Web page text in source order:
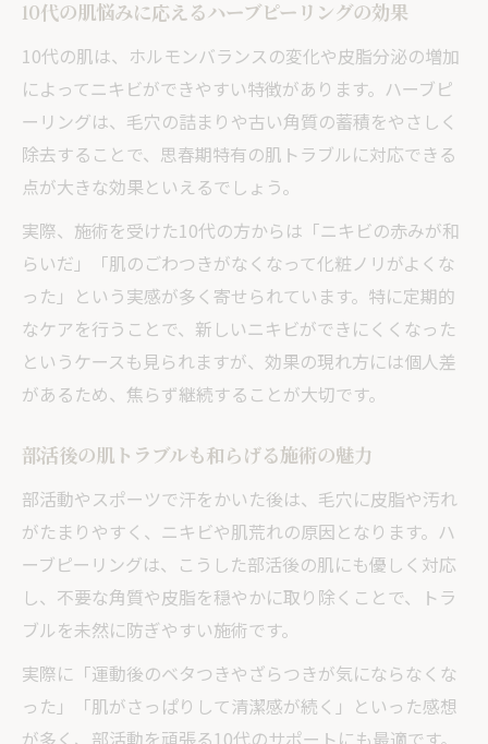
刺激を抑えたピーリングが人気の理由
炎症中ニキビにも配慮した施術内容とは
毛穴詰まりや皮脂過剰にも対応できる特徴
ニキビがあっても安心して始める施術の流れ
ハーブピーリング前のカウンセリングと準
備
ニキビがある状態での施術手順と注意点
刺激を抑えるためのパッチテストの必要性
施術中の丁寧な対応で安心できる理由
肌状態に合わせたカスタマイズ施術の流れ
高校生の肌悩みには低刺激のハーブケアが最適
び
肌質や年齢に合わせたケアのポイント解説
部活動後のニキビ予防に役立つ施術方法
低刺激で続けやすいハーブピーリングの魅
力
ニキビや毛穴悩みに応える最適なケア方法
施術後のアフターケアで新たなニキビ予防を実
10代の肌悩みに応えるハーブピーリングの効果
10代の肌は、ホルモンバランスの変化や皮脂分泌の増加
によってニキビができやすい特徴があります。ハーブピ
ーリングは、毛穴の詰まりや古い角質の蓄積をやさしく
除去することで、思春期特有の肌トラブルに対応できる
点が大きな効果といえるでしょう。
実際、施術を受けた10代の方からは「ニキビの赤みが和
らいだ」「肌のごわつきがなくなって化粧ノリがよくな
った」という実感が多く寄せられています。特に定期的
なケアを行うことで、新しいニキビができにくくなった
というケースも見られますが、効果の現れ方には個人差
があるため、焦らず継続することが大切です。
部活後の肌トラブルも和らげる施術の魅力
部活動やスポーツで汗をかいた後は、毛穴に皮脂や汚れ
がたまりやすく、ニキビや肌荒れの原因となります。ハ
ーブピーリングは、こうした部活後の肌にも優しく対応
し、不要な角質や皮脂を穏やかに取り除くことで、トラ
ブルを未然に防ぎやすい施術です。
実際に「運動後のベタつきやざらつきが気にならなくな
った」「肌がさっぱりして清潔感が続く」といった感想
が多く、部活動を頑張る10代のサポートにも最適です。